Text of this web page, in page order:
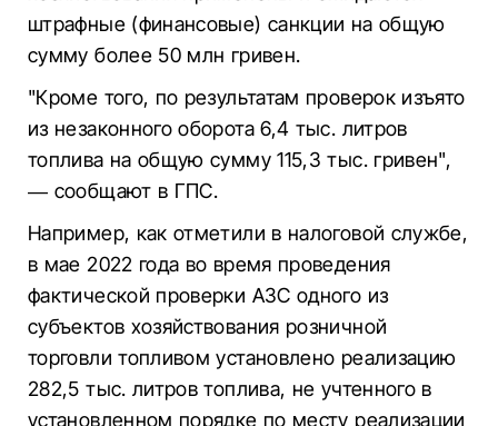
штрафные (финансовые) санкции на общую
сумму более 50 млн гривен.
"Кроме того, по результатам проверок изъято
из незаконного оборота 6,4 тыс. литров
топлива на общую сумму 115,3 тыс. гривен",
— сообщают в ГПС.
Например, как отметили в налоговой службе,
в мае 2022 года во время проведения
фактической проверки АЗС одного из
субъектов хозяйствования розничной
торговли топливом установлено реализацию
282,5 тыс. литров топлива, не учтенного в
установленном порядке по месту реализации